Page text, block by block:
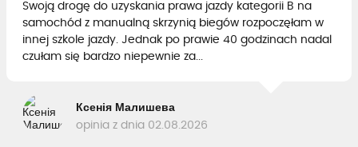
Swoją drogę do uzyskania prawa jazdy kategorii B na
samochód z manualną skrzynią biegów rozpoczęłam w
innej szkole jazdy. Jednak po prawie 40 godzinach nadal
czułam się bardzo niepewnie za...
Ксенія Малишева
opinia z dnia 02.08.2026